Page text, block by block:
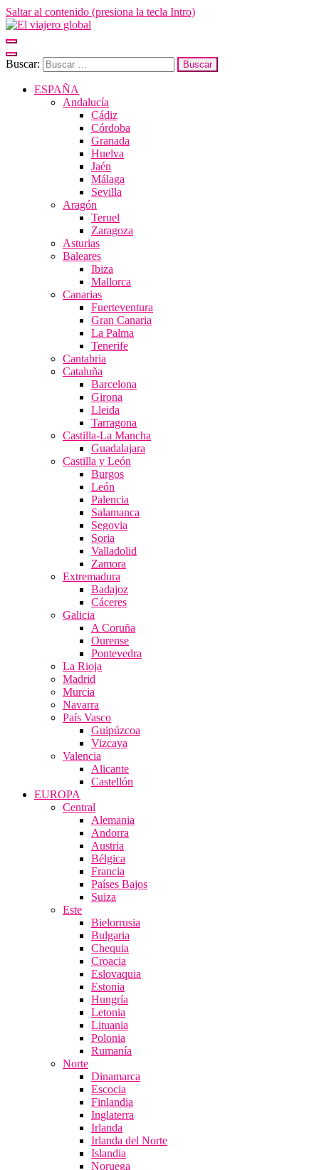
Saltar al contenido (presiona la tecla Intro)
forma sensorial, desde su música hasta su arquitectura o sus sabores
Buscar:
ESPAÑA
Andalucía
Cádiz
Córdoba
Granada
Huelva
Jaén
Málaga
Sevilla
Aragón
Teruel
Zaragoza
Asturias
Baleares
Ibiza
Mallorca
Canarias
Fuerteventura
Gran Canaria
La Palma
Tenerife
Cantabria
Cataluña
Barcelona
Girona
Lleida
Tarragona
Castilla-La Mancha
Guadalajara
Castilla y León
Burgos
León
Palencia
Salamanca
Segovia
Soria
Valladolid
Zamora
Extremadura
Badajoz
Cáceres
Galicia
A Coruña
Ourense
Pontevedra
La Rioja
Madrid
Murcia
Navarra
País Vasco
Guipúzcoa
Vizcaya
Valencia
Alicante
Castellón
EUROPA
Central
Alemania
Andorra
Austria
Bélgica
Francia
Países Bajos
Suiza
Este
Bielorrusia
Bulgaria
Chequia
Croacia
Eslovaquia
Estonia
Hungría
Letonia
Lituania
Polonia
Rumanía
Norte
Dinamarca
Escocia
Finlandia
Inglaterra
Irlanda
Irlanda del Norte
Islandia
Noruega